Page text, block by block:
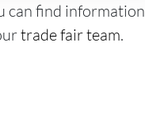
can find information
trade fair team.